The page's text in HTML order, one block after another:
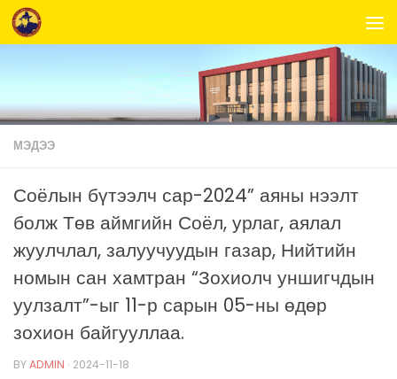
Skip to content
МЭДЭЭ
Соёлын бүтээлч сар-2024” аяны нээлт
болж Төв аймгийн Соёл, урлаг, аялал
жуулчлал, залуучуудын газар, Нийтийн
номын сан хамтран “Зохиолч уншигчдын
уулзалт”-ыг 11-р сарын 05-ны өдөр
зохион байгууллаа.
BYADMIN · 2024-11-18